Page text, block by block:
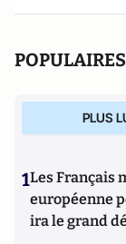
POPULAIRES
PLUS
1Les Français
européenne
ira le grand